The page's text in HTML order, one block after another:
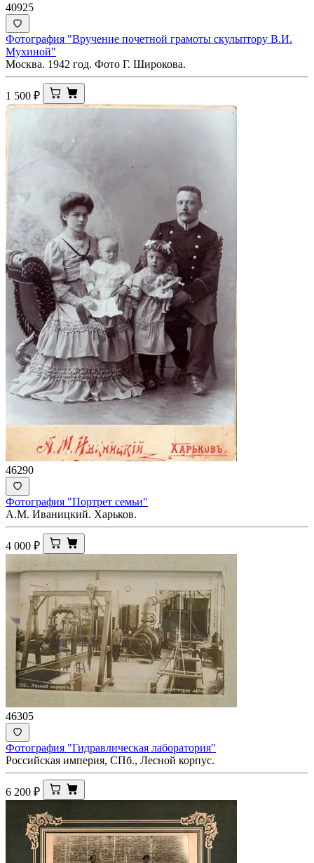
40925
Фотография "Вручение почетной грамоты скульптору В.И.
Мухиной"
Москва. 1942 год. Фото Г. Широкова.
1 500 ₽
46290
Фотография "Портрет семьи"
А.М. Иваницкий. Харьков.
4 000 ₽
46305
Фотография "Гидравлическая лаборатория"
Российская империя, СПб., Лесной корпус.
6 200 ₽